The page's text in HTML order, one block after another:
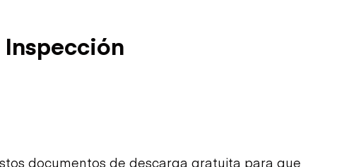
documentos de descarga gratuita para que